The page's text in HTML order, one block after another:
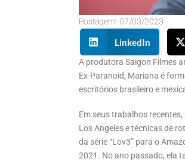
Postagem: 07/03/2023
LinkedIn
A produtora Saigon Filmes
Ex-Paranoid, Mariana é
escritórios brasileiro e
Em seus trabalhos
Los Angeles e técnicas de
da série “Lov3” para o
2021. No ano passado, ela